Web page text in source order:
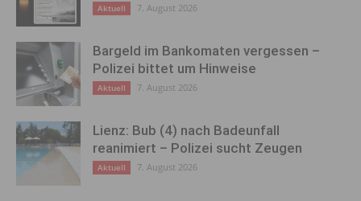
Aktuell 7. August 2026
Bargeld im Bankomaten vergessen –
Polizei bittet um Hinweise
Aktuell 7. August 2026
Lienz: Bub (4) nach Badeunfall
reanimiert – Polizei sucht Zeugen
Aktuell 7. August 2026